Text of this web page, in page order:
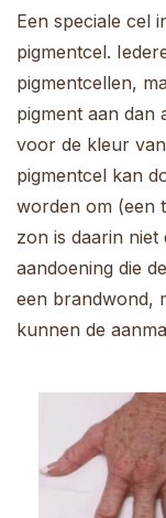
Een speciale cel
pigmentcel.
pigmentcellen,
pigment aan dan
voor de kleur
pigmentcel kan
worden om (een
zon is daarin niet
aandoening die
een brandwond,
kunnen de